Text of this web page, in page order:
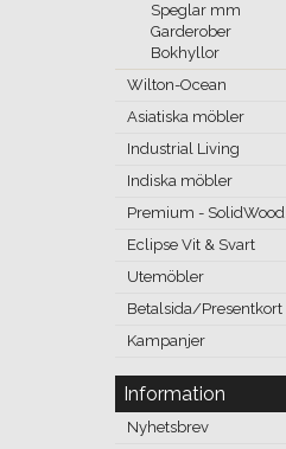
Speglar mm
Garderober
Bokhyllor
Wilton-Ocean
Asiatiska möbler
Industrial Living
Indiska möbler
Premium - SolidWood
Eclipse Vit & Svart
Utemöbler
Betalsida/Presentkort
Kampanjer
Information
Nyhetsbrev